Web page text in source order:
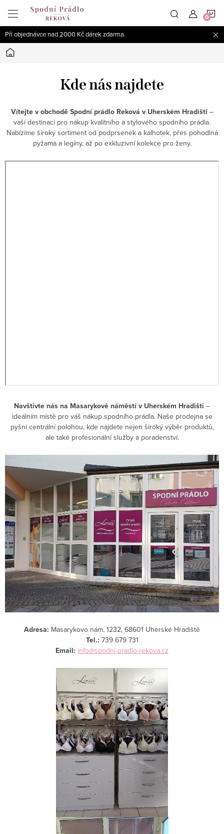
obsah
Při objednávce nad 2000 Kč dárek zdarma.
Domů
Kde nás najdete
Vítejte v obchodě Spodní prádlo Reková v Uherském Hradišti –
vaší destinaci pro nákup kvalitního a stylového spodního prádla.
Nabízíme široký sortiment od podprsenek a kalhotek, přes pohodlná
pyžama a legíny, až po exkluzivní kolekce pro ženy.
Navštivte nás na Masarykově náměstí v Uherském Hradišti –
ideálním místě pro váš nákup spodního prádla. Naše prodejna se
pyšní centrální polohou, kde najdete nejen široký výběr produktů,
ale také profesionální služby a poradenství.
Adresa: Masarykovo nám. 1232, 68601 Uherské Hradiště
Tel.: 739 679 731
Email: info@spodni-pradlo-rekova.cz